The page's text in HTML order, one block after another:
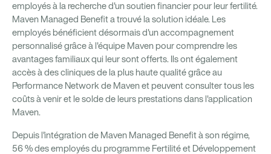
employés à la recherche d'un soutien financier pour leur fertilité.
Maven Managed Benefit a trouvé la solution idéale. Les
employés bénéficient désormais d'un accompagnement
personnalisé grâce à l'équipe Maven pour comprendre les
avantages familiaux qui leur sont offerts. Ils ont également
accès à des cliniques de la plus haute qualité grâce au
Performance Network de Maven et peuvent consulter tous les
coûts à venir et le solde de leurs prestations dans l'application
Maven.
Depuis l'intégration de Maven Managed Benefit à son régime,
56 % des employés du programme Fertilité et Développement